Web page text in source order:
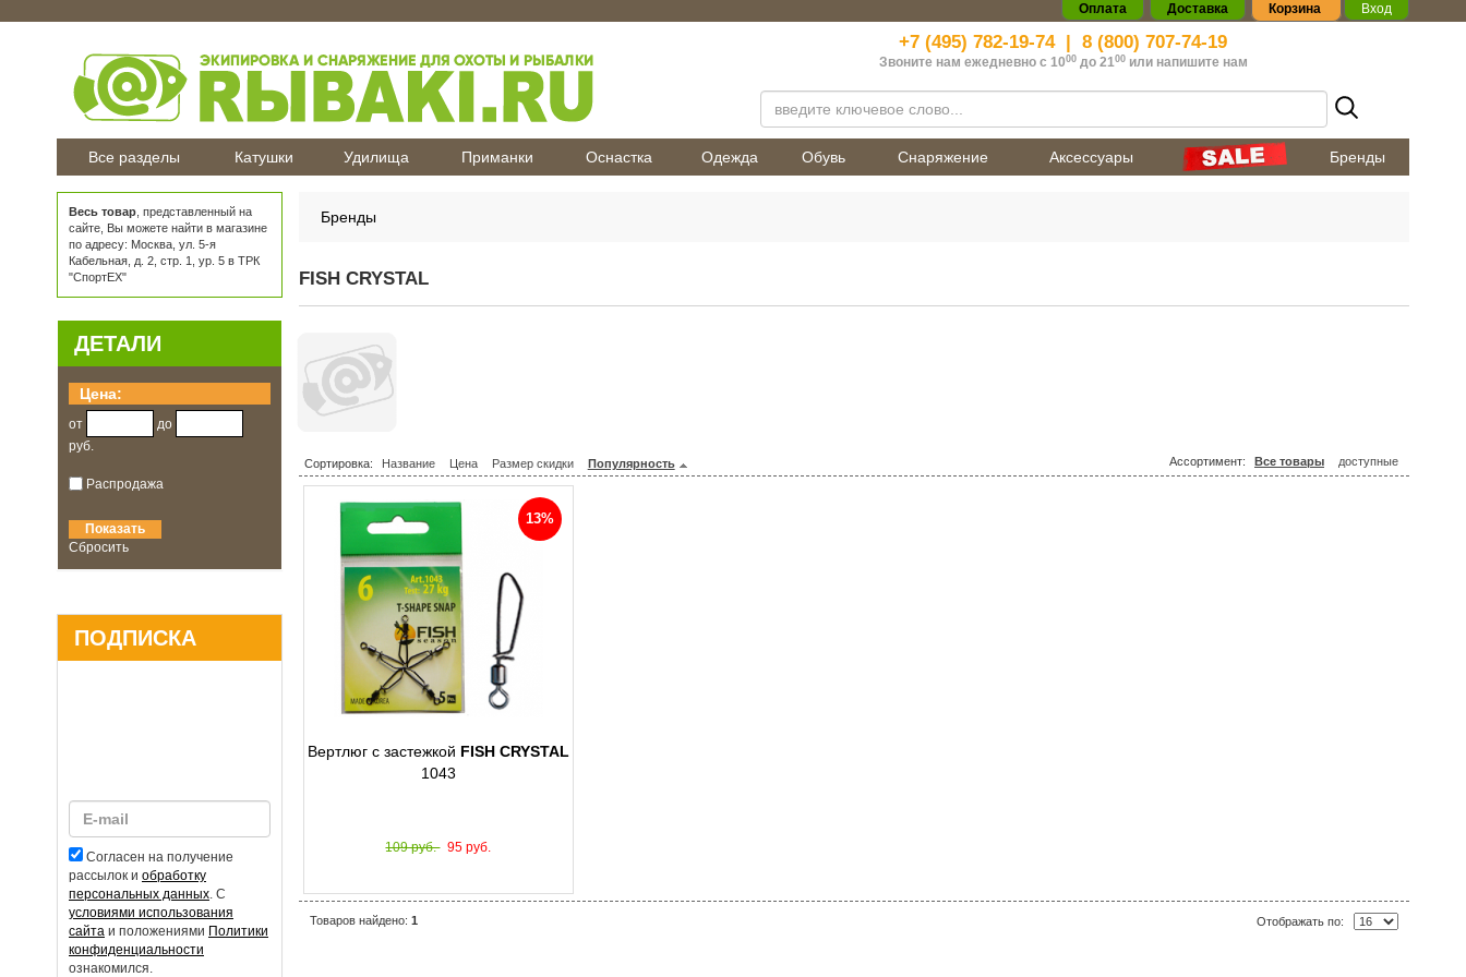
Оплата Доставка Корзина Вход
+7 (495) 782-19-74| 8 (800) 707-74-19
Звоните нам ежедневно с 1000до 2100 или напишите нам
Все разделы Катушки Удилища Приманки Оснастка Одежда Обувь Снаряжение Аксессуары Бренды
Бренды
FISH CRYSTAL
Сортировка: Название Цена Размер скидки Популярность Ассортимент: Все товары доступные
13%
Вертлюг с застежкой FISH CRYSTAL
1043
109 руб. 95 руб.
Товаров найдено: 1 Отображать по:
Весь товар , представленный на
сайте, Вы можете найти в магазине
по адресу: Москва, ул. 5-я
Кабельная, д. 2, стр. 1, ур. 5 в ТРК
"СпортЕХ"
ДЕТАЛИ
Цена:
от
до
руб.
Распродажа
Сбросить
ПОДПИСКА
Согласен на получение
рассылок и обработку
персональных данных. С
условиями использования
сайта и положениями Политики
конфиденциальности
ознакомился.